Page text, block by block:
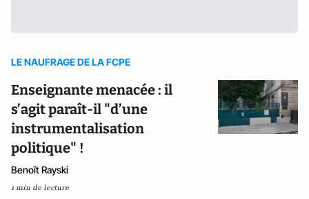
LE NAUFRAGE DE LA FCPE
Enseignante menacée : il
s’agit paraît-il "d’une
instrumentalisation
politique" !
Benoît Rayski
1 min de lecture